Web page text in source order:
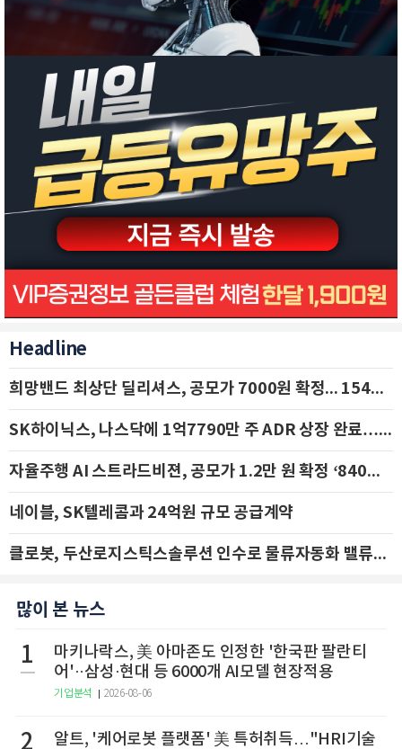
Headline
희망밴드 최상단 딜리셔스, 공모가 7000원 확정... 154억 규모 IPO 돌입
SK하이닉스, 나스닥에 1억7790만 주 ADR 상장 완료…29일 국내 추가 상장
자율주행 AI 스트라드비젼, 공모가 1.2만 원 확정 ‘840억 수혈’
네이블, SK텔레콤과 24억원 규모 공급계약
클로봇, 두산로지스틱스솔루션 인수로 물류자동화 밸류체인 확장 추진 - IBK투자증권
많이 본 뉴스
1
마키나락스, 美 아마존도 인정한 '한국판 팔란티
어'··삼성·현대 등 6000개 AI모델 현장적용
기업분석 2026-08-06
2 알트, '케어로봇 플랫폼' 美 특허취득…"HRI기술